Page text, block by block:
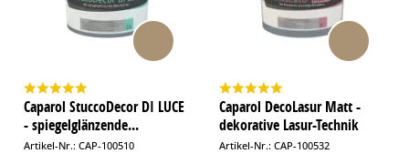
Caparol StuccoDecor DI LUCE
- spiegelglänzende...
Artikel-Nr.: CAP-100510
Caparol DecoLasur Matt -
dekorative Lasur-Technik
Artikel-Nr.: CAP-100532